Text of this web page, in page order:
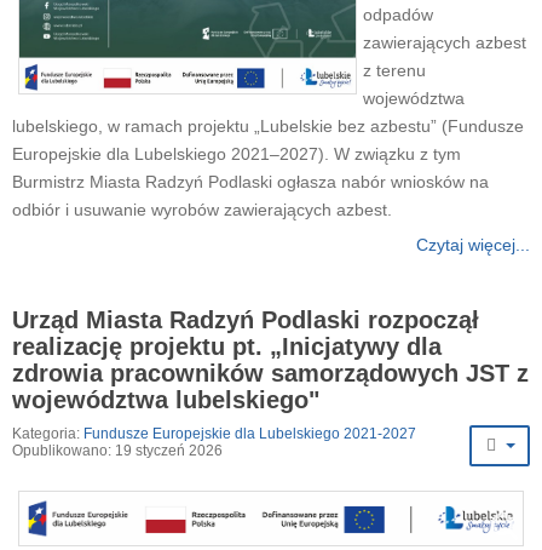
odpadów
zawierających azbest
z terenu
województwa
lubelskiego, w ramach projektu „Lubelskie bez azbestu” (Fundusze
Europejskie dla Lubelskiego 2021–2027). W związku z tym
Burmistrz Miasta Radzyń Podlaski ogłasza nabór wniosków na
odbiór i usuwanie wyrobów zawierających azbest.
Czytaj więcej...
Urząd Miasta Radzyń Podlaski rozpoczął
realizację projektu pt. „Inicjatywy dla
zdrowia pracowników samorządowych JST z
województwa lubelskiego"
Kategoria: Fundusze Europejskie dla Lubelskiego 2021-2027
Opublikowano: 19 styczeń 2026